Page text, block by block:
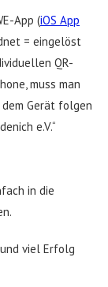
App (iOS App
= eingelöst
QR-
muss man
Gerät folgen
e.V.“
in die
viel Erfolg